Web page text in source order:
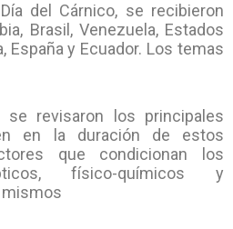
del Cárnico, se recibieron
Brasil, Venezuela, Estados
España y Ecuador. Los temas
revisaron los principales
en la duración de estos
que condicionan los
físico-químicos y